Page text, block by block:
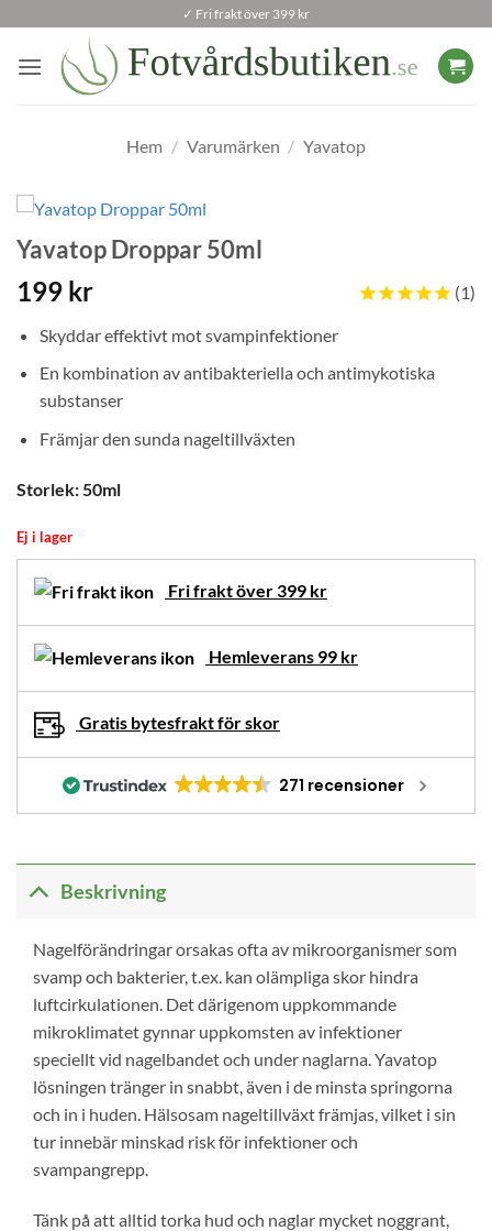
content
✓ Fri frakt över 399 kr
Hem / Varumärken / Yavatop
Yavatop Droppar 50ml
1
199 kr
Skyddar effektivt mot svampinfektioner
En kombination av antibakteriella och antimykotiska
substanser
Främjar den sunda nageltillväxten
Storlek: 50ml
Ej i lager
Fri frakt över 399 kr
Hemleverans 99 kr
Gratis bytesfrakt för skor
271 recensioner
Beskrivning
Nagelförändringar orsakas ofta av mikroorganismer som
svamp och bakterier, t.ex. kan olämpliga skor hindra
luftcirkulationen. Det därigenom uppkommande
mikroklimatet gynnar uppkomsten av infektioner
speciellt vid nagelbandet och under naglarna. Yavatop
lösningen tränger in snabbt, även i de minsta springorna
och in i huden. Hälsosam nageltillväxt främjas, vilket i sin
tur innebär minskad risk för infektioner och
svampangrepp.
Tänk på att alltid torka hud och naglar mycket noggrant,